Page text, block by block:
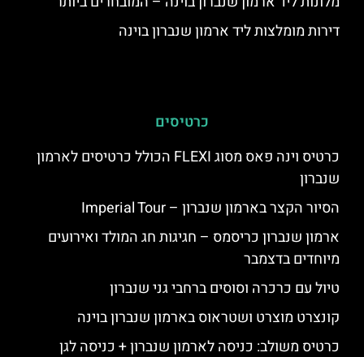
דירות מומלצות ליד ארמון שנברון בוינה
כרטיסים
כרטיס וינה פאס מסוג FLEXI הכולל כרטיסים לארמון
שנברון
הסיור הקצר בארמון שנברון – Imperial Tour
ארמון שנברון כריסמס – חגיגות חג המולד ואירועים
מיוחדים בדצמבר
טיול עם כרכרה וסוסים ברחבי גני שנברון
קונצרט מוצרט ושטראוס בארמון שנברון בוינה
כרטיס משולב: כניסה לארמון שנברון + כניסה לגן